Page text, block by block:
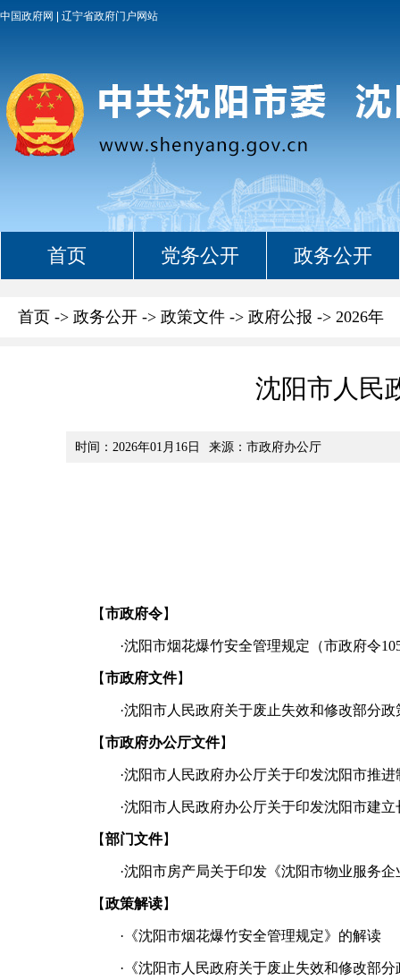
中国政府网 辽宁省政府门户网站
首页 党务公开 政务公开
首页 -> 政务公开 -> 政策文件 -> 政府公报 -> 2026年
沈阳市人民
时间：2026年01月16日 来源：市政府办公厅
【市政府令】
·沈阳市烟花爆竹安全管理规定（市政府令
【市政府文件】
·沈阳市人民政府关于废止失效和修改部分
【市政府办公厅文件】
·沈阳市人民政府办公厅关于印发沈阳市推
·沈阳市人民政府办公厅关于印发沈阳市建
【部门文件】
·沈阳市房产局关于印发《沈阳市物业服务
【政策解读】
· 《沈阳市烟花爆竹安全管理规定》的解读
· 《沈阳市人民政府关于废止失效和修改部